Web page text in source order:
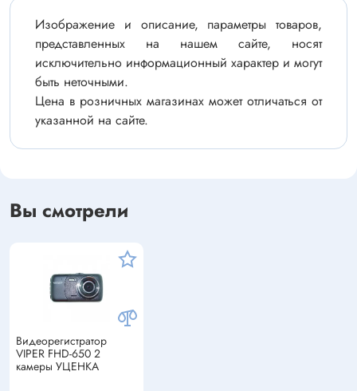
Изображение и описание, параметры товаров,
представленных на нашем сайте, носят
исключительно информационный характер и могут
быть неточными.
Цена в розничных магазинах может отличаться от
указанной на сайте.
Вы смотрели
Видеорегистратор
VIPER FHD-650 2
камеры УЦЕНКА